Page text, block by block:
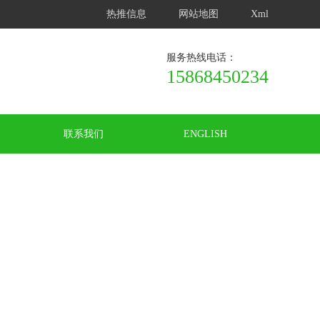
Xml
网站地图
热推信息
服务热线电话：
15868450234
联系我们 ENGLISH